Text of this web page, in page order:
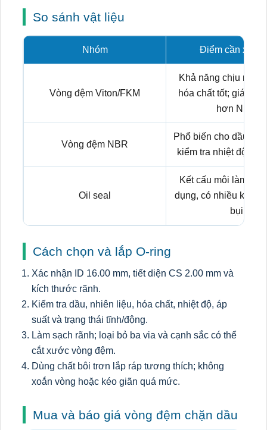
So sánh vật liệu
Nhóm Điểm cần xem
Vòng đệm Viton/FKM
Khả năng chịu
hóa chất tốt; giá
hơn NBR.
Vòng đệm NBR
Phổ biến cho dầu
kiểm tra nhiệt độ và
Oil seal
Kết cấu môi làm kín
dụng, có nhiều kiểu
bụi.
Cách chọn và lắp O-ring
Xác nhận ID 16.00 mm, tiết diện CS 2.00 mm và
kích thước rãnh.
Kiểm tra dầu, nhiên liệu, hóa chất, nhiệt độ, áp
suất và trạng thái tĩnh/động.
Làm sạch rãnh; loại bỏ ba via và cạnh sắc có thể
cắt xước vòng đệm.
Dùng chất bôi trơn lắp ráp tương thích; không
xoắn vòng hoặc kéo giãn quá mức.
Mua và báo giá vòng đệm chặn dầu